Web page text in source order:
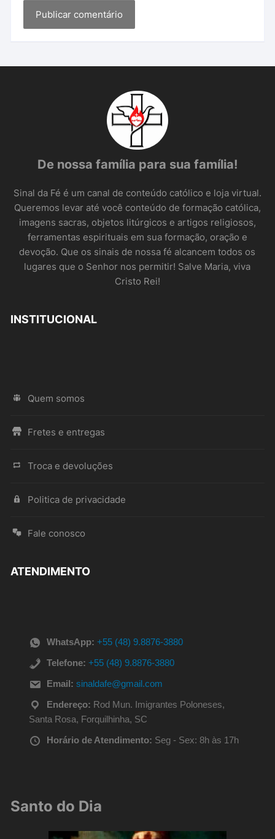
De nossa família para sua família!
Sinal da Fé é um canal de conteúdo católico e loja virtual.
Queremos levar até você conteúdo de formação católica,
imagens sacras, objetos litúrgicos e artigos religiosos,
ferramentas espirituais em sua formação, oração e
devoção. Que os sinais de nossa fé alcancem todos os
lugares que o Senhor nos permitir! Salve Maria, viva
Cristo Rei!
INSTITUCIONAL
Quem somos
Fretes e entregas
Troca e devoluções
Politica de privacidade
Fale conosco
ATENDIMENTO
WhatsApp: +55 (48) 9.8876-3880
Telefone: +55 (48) 9.8876-3880
Email: sinaldafe@gmail.com
Endereço: Rod Mun. Imigrantes Poloneses,
Santa Rosa, Forquilhinha, SC
Horário de Atendimento: Seg - Sex: 8h às 17h
Santo do Dia